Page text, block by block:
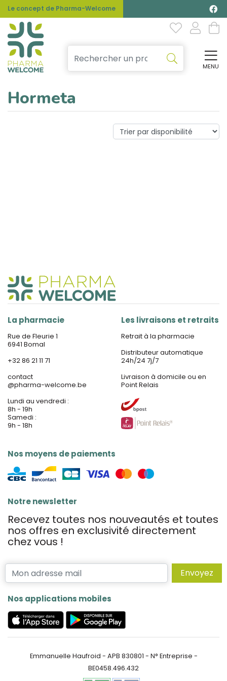
Le concept de Pharma-Welcome
MENU
Hormeta
La pharmacie
Rue de Fleurie 1
6941 Bomal
+32 86 21 11 71
contact
@pharma-welcome.be
Lundi au vendredi :
8h - 19h
Samedi :
9h - 18h
Nos moyens de paiements
Les livraisons et retraits
Retrait à la pharmacie
Distributeur automatique
24h/24 7j/7
Livraison à domicile ou en
Point Relais
Notre newsletter
Recevez toutes nos nouveautés et toutes
nos offres en exclusivité directement
chez vous !
Envoyez
Nos applications mobiles
Emmanuelle Haufroid - APB 830801 - N° Entreprise -
BE0458.496.432